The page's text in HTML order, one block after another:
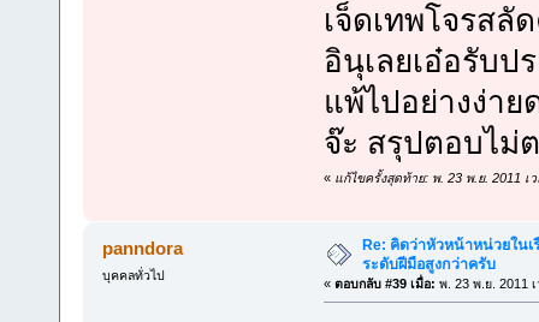
เจ็ดเทพโจรสลั
อินุเลยเอ๋อรับป
แพ้ไปอย่างง่าย
จ๊ะ สรุปตอบไม่
« แก้ไขครั้งสุดท้าย: พ. 23 พ.ย. 2011 เ
panndora
บุคคลทั่วไป
Re: คิดว่าหัวหน้าหน่วยใน
ระดับฝีมือสูงกว่าครับ
« ตอบกลับ #39 เมื่อ: พ. 23 พ.ย. 2011